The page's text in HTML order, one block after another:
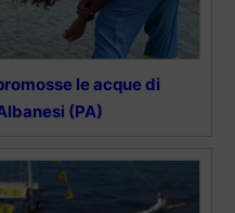
le acque di
(PA)